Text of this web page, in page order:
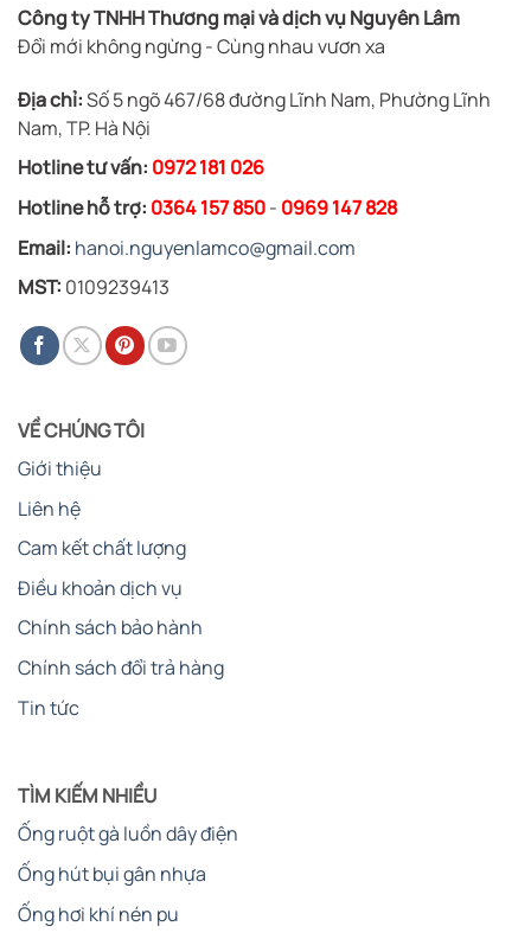
Công ty TNHH Thương mại và dịch vụ Nguyên Lâm
Đổi mới không ngừng - Cùng nhau vươn xa
Địa chỉ:Số 5 ngõ 467/68 đường Lĩnh Nam, Phường Lĩnh
Nam, TP. Hà Nội
Hotline tư vấn: 0972 181 026
Hotline hỗ trợ: 0364 157 850- 0969 147 828
Email: hanoi.nguyenlamco@gmail.com
MST: 0109239413
VỀ CHÚNG TÔI
Giới thiệu
Liên hệ
Cam kết chất lượng
Điều khoản dịch vụ
Chính sách bảo hành
Chính sách đổi trả hàng
Tin tức
TÌM KIẾM NHIỀU
Ống ruột gà luồn dây điện
Ống hút bụi gân nhựa
Ống hơi khí nén pu